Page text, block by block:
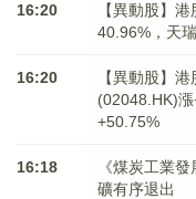
16:20
【異動股】
40.96%，天
16:20
【異動股】
(02048.HK)
+50.75%
16:18
《煤炭工業
礦有序退出